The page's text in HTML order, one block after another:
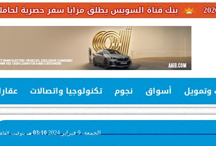
يطلق مزايا سفر حصرية لحاملي بطاقات فيزا
وتمويل أسواق نجوم تكنولوجيا واتصالات
الجمعة، 9 فبراير 2024 03:10 مـ بتوقيت